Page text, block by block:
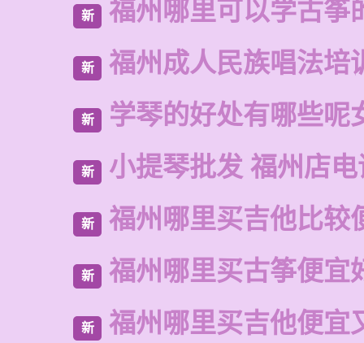
新 福州哪里可以学古筝
新 福州成人民族唱法培
新 学琴的好处有哪些呢
新 小提琴批发 福州店
新 福州哪里买吉他比较
新 福州哪里买古筝便宜
新 福州哪里买吉他便宜